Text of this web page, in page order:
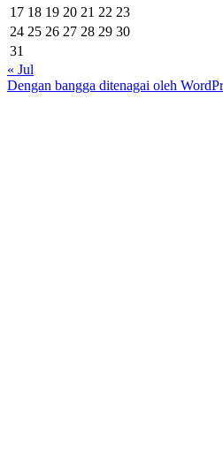
17 18 19 20 21 22 23
24 25 26 27 28 29 30
31
« Jul
Dengan bangga ditenagai oleh